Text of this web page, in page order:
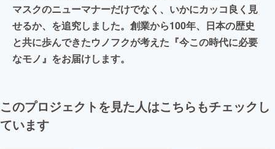
マスクのニューマナーだけでなく、いかにカッコ良く見
せるか、を追究しました。創業から100年、日本の歴史
と共に歩んできたウノフクが考えた『今この時代に必要
なモノ』をお届けします。
このプロジェクトを見た人はこちらもチェックし
ています